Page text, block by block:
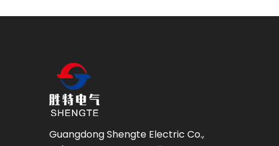
Guangdong Shengte Electric Co.,